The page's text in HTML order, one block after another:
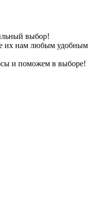
выбор!
их нам любым удобным
и поможем в выборе!